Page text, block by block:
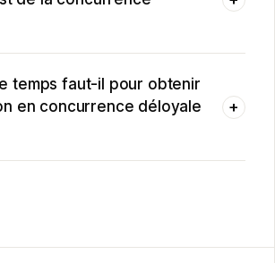
temps faut-il pour obtenir
en concurrence déloyale
+